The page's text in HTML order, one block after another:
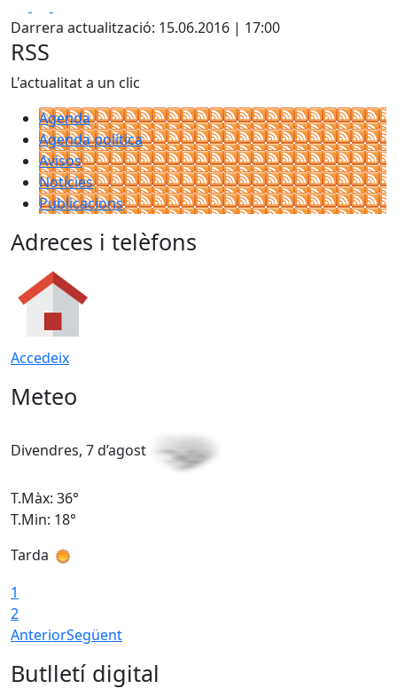
Darrera actualització: 15.06.2016 | 17:00
RSS
L'actualitat a un clic
Agenda
Agenda política
Avisos
Notícies
Publicacions
Adreces i telèfons
Accedeix
Meteo
Divendres, 7 d’agost
T.Màx: 36°
T.Min: 18°
Tarda
1
2
AnteriorSegüent
Butlletí digital